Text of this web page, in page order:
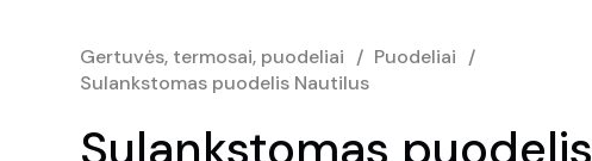
Gertuvės, termosai, puodeliai / Puodeliai /
Sulankstomas puodelis Nautilus